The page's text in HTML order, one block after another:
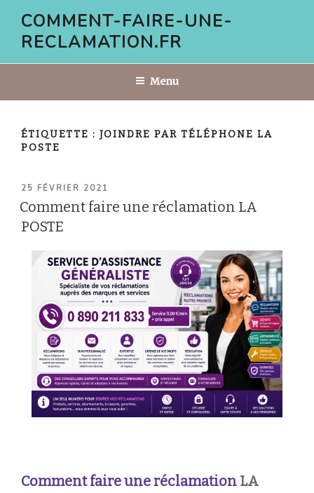
contenu
COMMENT-FAIRE-UNE-
RECLAMATION.FR
Menu
ÉTIQUETTE : JOINDRE PAR TÉLÉPHONE LA
POSTE
PUBLIÉ
LE
25 FÉVRIER 2021
Comment faire une réclamation LA
POSTE
Comment faire une réclamation LA